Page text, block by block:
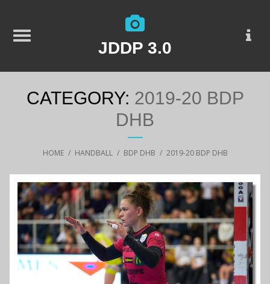
JDDP 3.0
CATEGORY: 2019-20 BDP
DHB
HOME / HANDBALL / BDP DHB / 2019-20 BDP DHB